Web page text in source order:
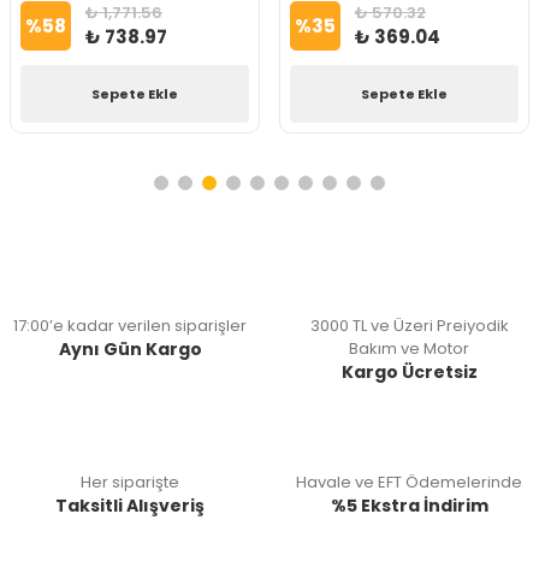
%58 ₺ 1,771.56
₺ 738.97
Sepete Ekle
%35 ₺ 570.32
₺ 369.04
Sepete Ekle
17:00’e kadar verilen siparişler
Aynı Gün Kargo
3000 TL ve Üzeri Preiyodik
Bakım ve Motor
Kargo Ücretsiz
Her siparişte
Taksitli Alışveriş
Havale ve EFT Ödemelerinde
%5 Ekstra İndirim